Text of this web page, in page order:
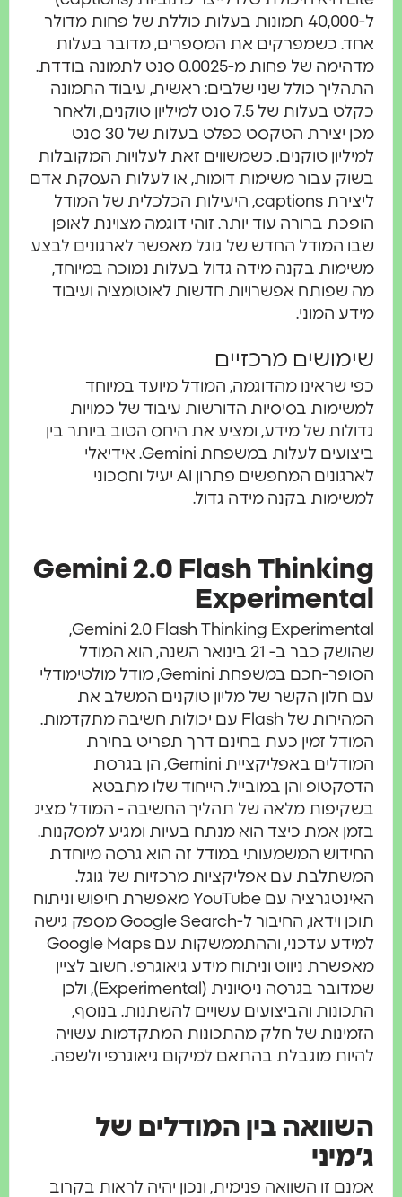
ל-40,000 תמונות בעלות כוללת של פחות מדולר
אחד. כשמפרקים את המספרים, מדובר בעלות
מדהימה של פחות מ-0.0025 סנט לתמונה בודדת.
התהליך כולל שני שלבים: ראשית, עיבוד התמונה
כקלט בעלות של 7.5 סנט למיליון טוקנים, ולאחר
מכן יצירת הטקסט כפלט בעלות של 30 סנט
למיליון טוקנים. כשמשווים זאת לעלויות המקובלות
בשוק עבור משימות דומות, או לעלות העסקת אדם
ליצירת captions, היעילות הכלכלית של המודל
הופכת ברורה עוד יותר. זוהי דוגמה מצוינת לאופן
שבו המודל החדש של גוגל מאפשר לארגונים לבצע
משימות בקנה מידה גדול בעלות נמוכה במיוחד,
מה שפותח אפשרויות חדשות לאוטומציה ועיבוד
מידע המוני.
שימושים מרכזיים
כפי שראינו מהדוגמה, המודל מיועד במיוחד
למשימות בסיסיות הדורשות עיבוד של כמויות
גדולות של מידע, ומציע את היחס הטוב ביותר בין
ביצועים לעלות במשפחת Gemini. אידיאלי
לארגונים המחפשים פתרון AI יעיל וחסכוני
למשימות בקנה מידה גדול.
Gemini 2.0 Flash Thinking
Experimental
Gemini 2.0 Flash Thinking Experimental,
שהושק כבר ב- 21 בינואר השנה, הוא המודל
הסופר-חכם במשפחת Gemini, מודל מולטימודלי
עם חלון הקשר של מליון טוקנים המשלב את
המהירות של Flash עם יכולות חשיבה מתקדמות.
המודל זמין כעת בחינם דרך תפריט בחירת
המודלים באפליקציית Gemini, הן בגרסת
הדסקטופ והן במובייל. הייחוד שלו מתבטא
בשקיפות מלאה של תהליך החשיבה - המודל מציג
בזמן אמת כיצד הוא מנתח בעיות ומגיע למסקנות.
החידוש המשמעותי במודל זה הוא גרסה מיוחדת
המשתלבת עם אפליקציות מרכזיות של גוגל.
האינטגרציה עם YouTube מאפשרת חיפוש וניתוח
תוכן וידאו, החיבור ל-Google Search מספק גישה
למידע עדכני, וההתממשקות עם Google Maps
מאפשרת ניווט וניתוח מידע גיאוגרפי. חשוב לציין
שמדובר בגרסה ניסיונית (Experimental), ולכן
התכונות והביצועים עשויים להשתנות. בנוסף,
הזמינות של חלק מהתכונות המתקדמות עשויה
להיות מוגבלת בהתאם למיקום גיאוגרפי ולשפה.
השוואה בין המודלים של
ג׳מיני
אמנם זו השוואה פנימית, ונכון יהיה לראות בקרוב